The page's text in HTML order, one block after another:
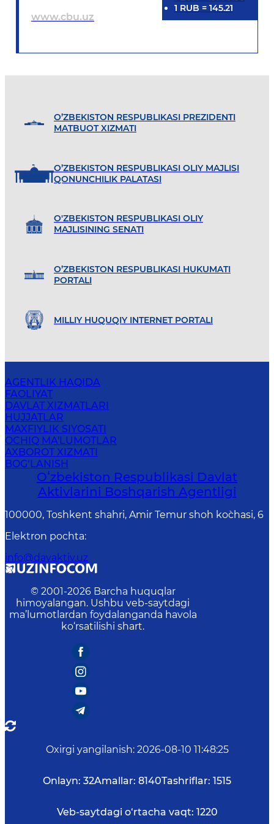
www.cbu.uz
1 RUB = 145.21
O’ZBEKISTON RESPUBLIKASI PREZIDENTI
MATBUOT XIZMATI
O’ZBEKISTON RESPUBLIKASI OLIY MAJLISI
QONUNCHILIK PALATASI
O'ZBEKISTON RESPUBLIKASI OLIY
MAJLISINING SENATI
O’ZBEKISTON RESPUBLIKASI HUKUMATI
PORTALI
MILLIY HUQUQIY INTERNET PORTALI
AGENTLIK HAQIDA
FAOLIYAT
DAVLAT XIZMATLARI
HUJJATLAR
MAXFIYLIK SIYOSATI
OCHIQ MA'LUMOTLAR
AXBOROT XIZMATI
BOG‘LANISH
Oʻzbekiston Respublikasi Davlat
Aktivlarini Boshqarish Agentligi
100000, Toshkent shahri, Amir Temur shoh ko`chasi, 6
Elektron pochta:
info@davaktiv.uz
© 2001-2026 Barcha huquqlar
himoyalangan. Ushbu veb-saytdagi
ma’lumotlardan foydalanganda havola
ko‘rsatilishi shart.
Oxirgi yangilanish: 2026-08-10 11:48:25
Onlayn: 32Amallar: 8140Tashriflar: 1515
Veb-saytdagi o‘rtacha vaqt: 1220